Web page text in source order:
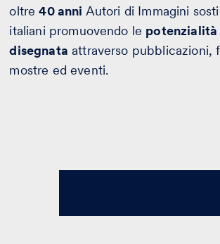
oltre40 anni Autori di Immagini
italiani promuovendo le potenzialità
disegnata attraverso pubblicazioni,
mostre ed eventi.